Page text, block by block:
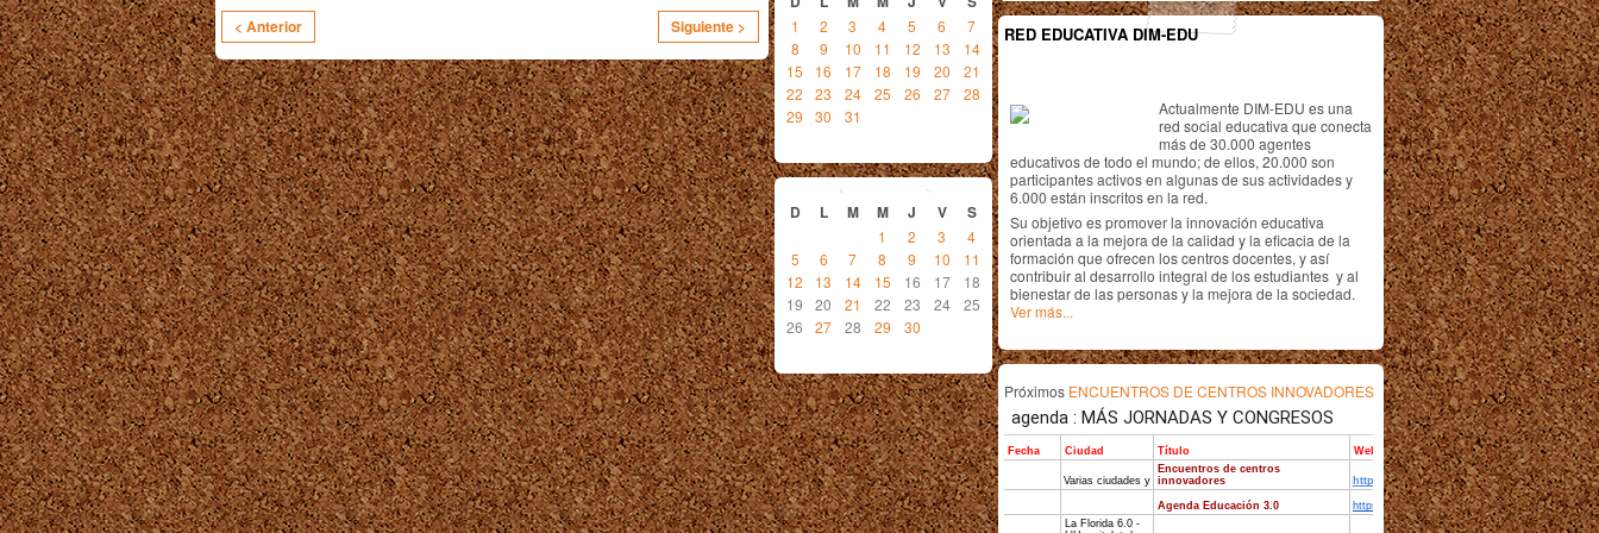
< Anterior Siguiente > 1 2 3 4 5 6
7
8
9 10 11 12 13
14
15
16 17 18 19 20
21
22
23 24 25 26 27
28
29
30 31
septiembre 2010
D L M M J V S
1 2 3
4
5
6 7 8 9 10
11
12
13 14 15 16 17
18
19
20 21 22 23 24
25
26
27 28 29 30
RED EDUCATIVA DIM-EDU
Actualmente DIM-EDU es una
red social educativa que conecta
más de 30.000 agentes
educativos de todo el mundo; de ellos, 20.000 son
participantes activos en algunas de sus actividades y
6.000 están inscritos en la red.
Su objetivo es promover la innovación educativa
orientada a la mejora de la calidad y la eficacia de la
formación que ofrecen los centros docentes, y así
contribuir al desarrollo integral de los estudiantes y al
bienestar de las personas y la mejora de la sociedad.
Ver más...
Próximos ENCUENTROS DE CENTROS INNOVADORES